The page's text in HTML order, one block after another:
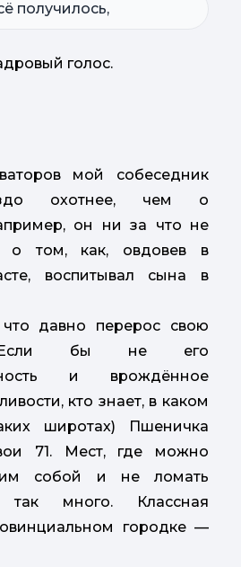
получилось,
голос.
мой собеседник
охотнее, чем о
он ни за что не
о том, как, овдовев в
воспитывал сына в
что давно перерос свою
Если бы не его
и врождённое
кто знает, в каком
широтах) Пшеничка
71. Мест, где можно
собой и не ломать
много. Классная
городке —